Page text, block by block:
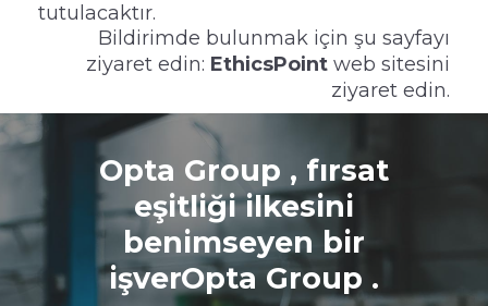
tutulacaktır.
Bildirimde bulunmak için şu sayfayı
ziyaret edin: EthicsPoint web sitesini
ziyaret edin.
Opta Group , fırsat
eşitliği ilkesini
benimseyen bir
işverOpta Group .